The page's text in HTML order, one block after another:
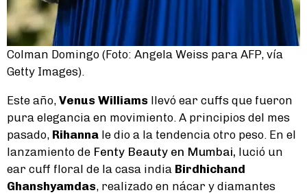
Colman Domingo (Foto: Angela Weiss para AFP, vía
Getty Images).
Este año, Venus Williams llevó ear cuffs que fueron
pura elegancia en movimiento. A principios del mes
pasado, Rihanna le dio a la tendencia otro peso. En el
lanzamiento de Fenty Beauty en Mumbai, lució un
ear cuff floral de la casa india Birdhichand
Ghanshyamdas, realizado en nácar y diamantes